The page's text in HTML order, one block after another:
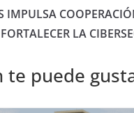
IMPULSA
LA
te puede